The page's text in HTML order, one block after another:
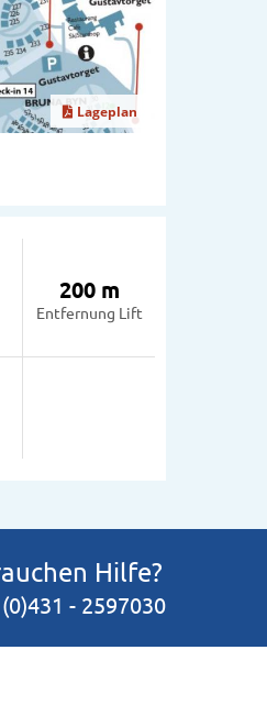
Lageplan
200 m
Entfernung Lift
Hilfe?
- 2597030